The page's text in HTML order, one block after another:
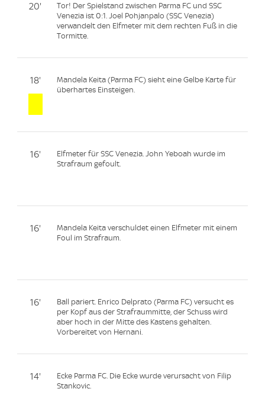
20'
Tor! Der Spielstand zwischen Parma FC und SSC
Venezia ist 0:1. Joel Pohjanpalo (SSC Venezia)
verwandelt den Elfmeter mit dem rechten Fuß in die
Tormitte.
18'
Mandela Keita (Parma FC) sieht eine Gelbe Karte für
überhartes Einsteigen.
16'
Elfmeter für SSC Venezia. John Yeboah wurde im
Strafraum gefoult.
16'
Mandela Keita verschuldet einen Elfmeter mit einem
Foul im Strafraum.
16'
Ball pariert. Enrico Delprato (Parma FC) versucht es
per Kopf aus der Strafraummitte, der Schuss wird
aber hoch in der Mitte des Kastens gehalten.
Vorbereitet von Hernani.
14'
Ecke Parma FC. Die Ecke wurde verursacht von Filip
Stankovic.